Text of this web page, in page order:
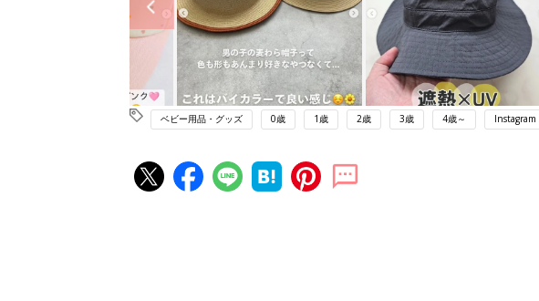
ベビー用品・グッズ 0歳 1歳 2歳 3歳 4歳～ Instagram